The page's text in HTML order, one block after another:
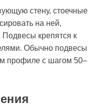
стену, стоечные
на ней,
крепятся к
Обычно подвесы
профиле с шагом 50–